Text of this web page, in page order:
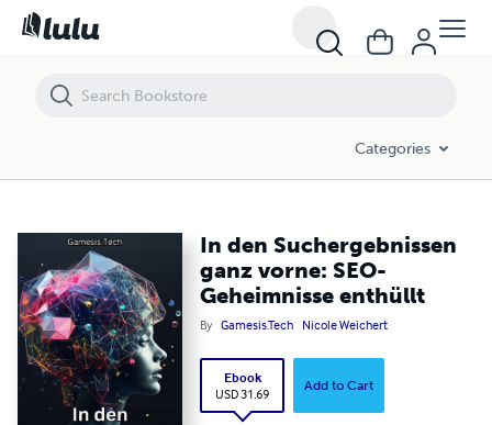
Categories
In den Suchergebnissen
ganz vorne: SEO-
Geheimnisse enthüllt
By Gamesis.Tech Nicole Weichert
Ebook
USD 31.69
Add to Cart
In den Suchergebnissen ganz vorne: SEO-Geheimnisse enthüllt